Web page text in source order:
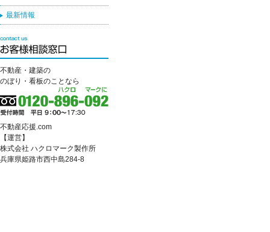
最新情報
不動産・建築の
のぼり・看板のことなら
不動産応援.com
【運営】
株式会社 ハクロマーク製作所
兵庫県姫路市西中島284-8